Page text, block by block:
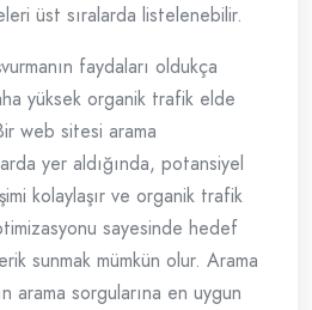
üst sıralarda listelenebilir.
faydaları oldukça
yüksek organik trafik elde
web sitesi arama
yer aldığında, potansiyel
kolaylaşır ve organik trafik
sayesinde hedef
sunmak mümkün olur. Arama
arama sorgularına en uygun